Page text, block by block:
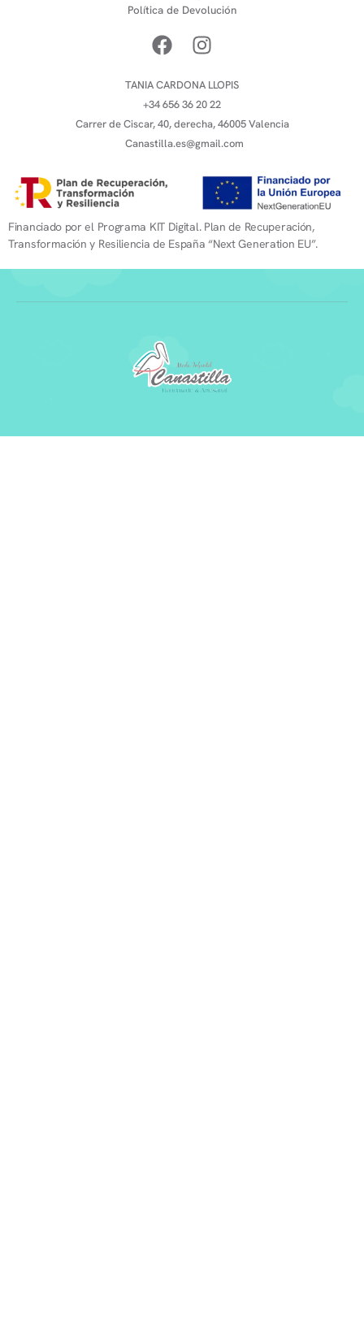
Política de Devolución
TANIA CARDONA LLOPIS
+34 656 36 20 22
Carrer de Ciscar, 40, derecha, 46005 Valencia
Canastilla.es@gmail.com
Financiado por el Programa KIT Digital. Plan de Recuperación,
Transformación y Resiliencia de España “Next Generation EU”.